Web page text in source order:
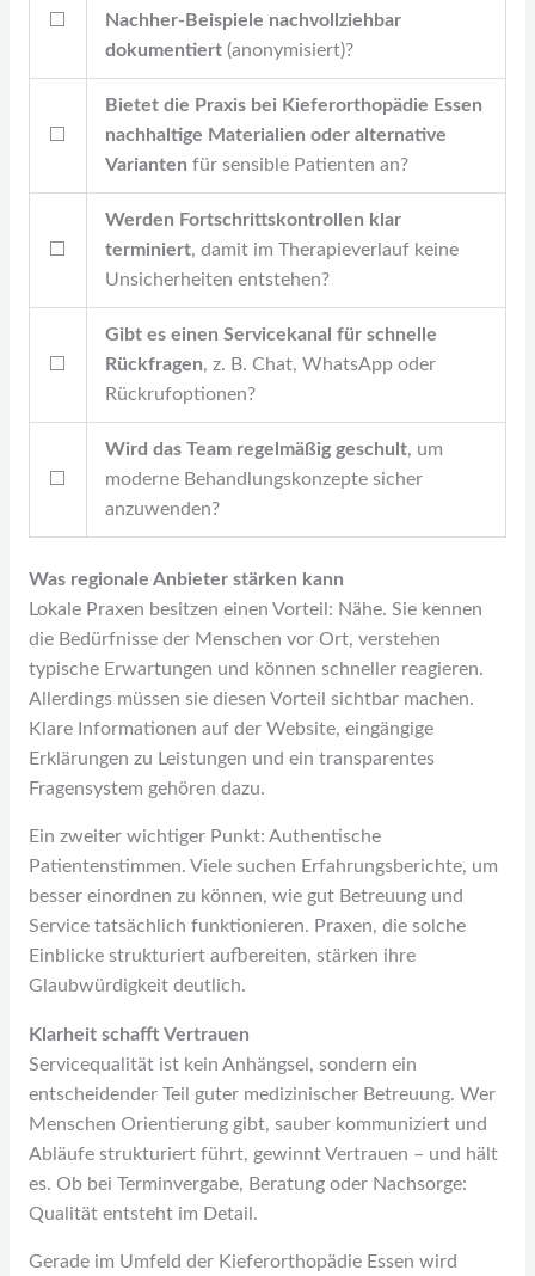
Nachher-Beispiele nachvollziehbar
dokumentiert (anonymisiert)?
Bietet die Praxis bei Kieferorthopädie Essen
nachhaltige Materialien oder alternative
Varianten für sensible Patienten an?
Werden Fortschrittskontrollen klar
terminiert, damit im Therapieverlauf keine
Unsicherheiten entstehen?
Gibt es einen Servicekanal für schnelle
Rückfragen, z. B. Chat, WhatsApp oder
Rückrufoptionen?
Wird das Team regelmäßig geschult, um
moderne Behandlungskonzepte sicher
anzuwenden?
Was regionale Anbieter stärken kann
Lokale Praxen besitzen einen Vorteil: Nähe. Sie kennen
die Bedürfnisse der Menschen vor Ort, verstehen
typische Erwartungen und können schneller reagieren.
Allerdings müssen sie diesen Vorteil sichtbar machen.
Klare Informationen auf der Website, eingängige
Erklärungen zu Leistungen und ein transparentes
Fragensystem gehören dazu.
Ein zweiter wichtiger Punkt: Authentische
Patientenstimmen. Viele suchen Erfahrungsberichte, um
besser einordnen zu können, wie gut Betreuung und
Service tatsächlich funktionieren. Praxen, die solche
Einblicke strukturiert aufbereiten, stärken ihre
Glaubwürdigkeit deutlich.
Klarheit schafft Vertrauen
Servicequalität ist kein Anhängsel, sondern ein
entscheidender Teil guter medizinischer Betreuung. Wer
Menschen Orientierung gibt, sauber kommuniziert und
Abläufe strukturiert führt, gewinnt Vertrauen – und hält
es. Ob bei Terminvergabe, Beratung oder Nachsorge:
Qualität entsteht im Detail.
Gerade im Umfeld der Kieferorthopädie Essen wird